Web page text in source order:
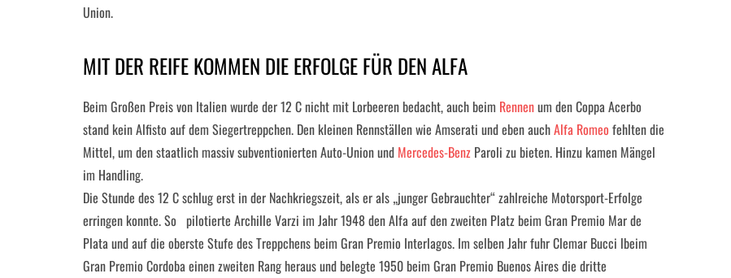
Union.
MIT DER REIFE KOMMEN DIE ERFOLGE FÜR DEN ALFA
Beim Großen Preis von Italien wurde der 12 C nicht mit Lorbeeren bedacht, auch beim Rennenum den Coppa Acerbo
stand kein Alfisto auf dem Siegertreppchen. Den kleinen Rennställen wie Amserati und eben auchAlfa Romeo fehlten die
Mittel, um den staatlich massiv subventionierten Auto-Union und Mercedes-Benz Paroli zu bieten. Hinzu kamen Mängel
im Handling.
Die Stunde des 12 C schlug erst in der Nachkriegszeit, als er als „junger Gebrauchter“ zahlreiche Motorsport-Erfolge
erringen konnte. So pilotierte Archille Varzi im Jahr 1948 den Alfa auf den zweiten Platz beim Gran Premio Mar de
Plata und auf die oberste Stufe des Treppchens beim Gran Premio Interlagos. Im selben Jahr fuhr Clemar Bucci lbeim
Gran Premio Cordoba einen zweiten Rang heraus und belegte 1950 beim Gran Premio Buenos Aires die dritte